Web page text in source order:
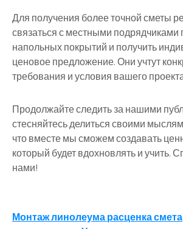
Для получения более точной сметы
связаться с местными подрядчиками
напольных покрытий и получить
ценовое предложение. Они учтут
требования и условия вашего
Продолжайте следить за нашими
стесняйтесь делиться своими
что вместе мы сможем создавать
который будет вдохновлять и учить.
нами!
Навигация
Монтаж линолеума расценка смета